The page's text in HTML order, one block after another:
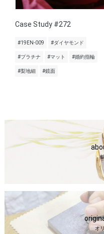
Case Study #272
#19EN-009 #ダイヤモンド
#プラチナ #マット #婚約指輪
#梨地細 #鏡面
オ